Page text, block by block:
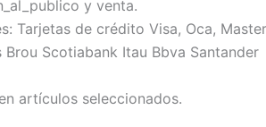
y venta.
Tarjetas de crédito Visa, Oca,
Scotiabank Itau Bbva Santander
artículos seleccionados.